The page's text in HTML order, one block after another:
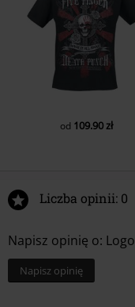
od 109.90 zł
Liczba opinii: 0
Napisz opinię o: Logo
Napisz opinię